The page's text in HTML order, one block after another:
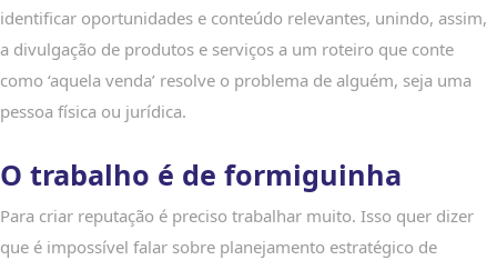
identificar oportunidades e conteúdo relevantes, unindo, assim,
a divulgação de produtos e serviços a um roteiro que conte
como ‘aquela venda’ resolve o problema de alguém, seja uma
pessoa física ou jurídica.
O trabalho é de formiguinha
Para criar reputação é preciso trabalhar muito. Isso quer dizer
que é impossível falar sobre planejamento estratégico de